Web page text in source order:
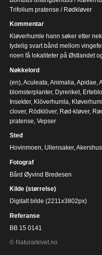
Trifolium pratense / Rødkløver
Kommentar
Kløverhumle hann søker etter
tydelig svart bånd mellom
noen få lokaliteter på Østlandet
Nøkkelord
(en), Aculeata Animalia Apidae
blomsterplanter, Dyreriket,
Insekter, Klöverhumla
clover, Rödklöver, Rød-kløver,
pratense Vepser
Sted
Hovinmoen, Ullensaker,
Fotograf
Bård Øyvind Bredesen
Kilde (størrelse)
Digitalt bilde (2211x3802px)
Referanse
BB 15 0141
© Naturarkivet.no